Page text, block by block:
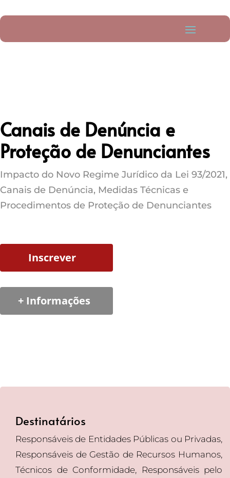
Canais de Denúncia e
Proteção de Denunciantes
Impacto do Novo Regime Jurídico da Lei 93/2021,
Canais de Denúncia, Medidas Técnicas e
Procedimentos de Proteção de Denunciantes
Inscrever
+ Informações
Destinatários
Responsáveis de Entidades Públicas ou Privadas,
Responsáveis de Gestão de Recursos Humanos,
Técnicos de Conformidade, Responsáveis pelo